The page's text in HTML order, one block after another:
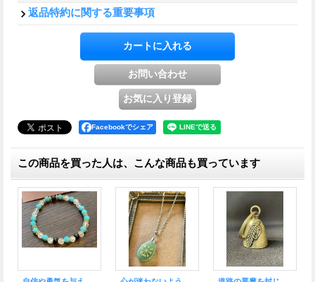
返品特約に関する重要事項
Facebookでシェア
この商品を買った人は、こんな商品も買っています